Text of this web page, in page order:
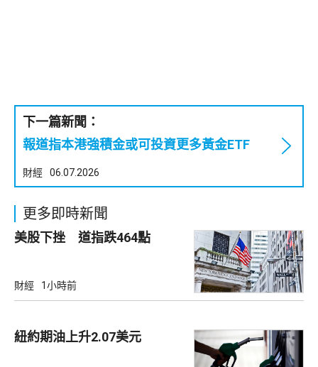
下一篇新聞：
報道指本港強積金或可投資更多黃金ETF
財經 06.07.2026
更多即時新聞
美股下挫 道指跌464點
財經 1小時前
紐約期油上升2.07美元